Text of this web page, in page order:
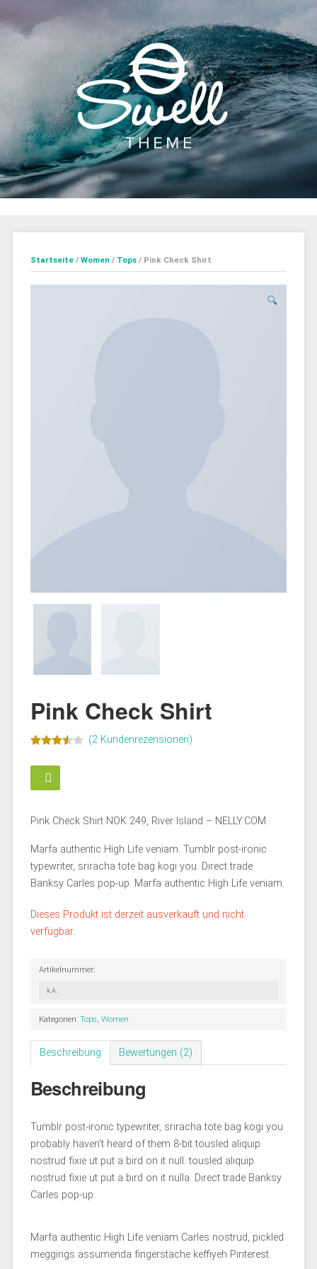
Startseite/ Women / Tops/ Pink Check Shirt
Pink Check Shirt
mit3.50
von 5
auf
(2Kundenrezensionen)
Pink Check Shirt NOK 249, River Island – NELLY.COM
Marfa authentic High Life veniam. Tumblr post-ironic
typewriter, sriracha tote bag kogi you. Direct trade
Banksy Carles pop-up. Marfa authentic High Life veniam.
Dieses Produkt ist derzeit ausverkauft und nicht
verfügbar.
Artikelnummer:
k.A.
Kategorien: Tops Women
Beschreibung Bewertungen (2)
Beschreibung
Tumblr post-ironic typewriter, sriracha tote bag kogi you
probably haven’t heard of them 8-bit tousled aliquip
nostrud fixie ut put a bird on it null. tousled aliquip
nostrud fixie ut put a bird on it nulla. Direct trade Banksy
Carles pop-up.
Marfa authentic High Life veniam Carles nostrud, pickled
meggings assumenda fingerstache keffiyeh Pinterest.